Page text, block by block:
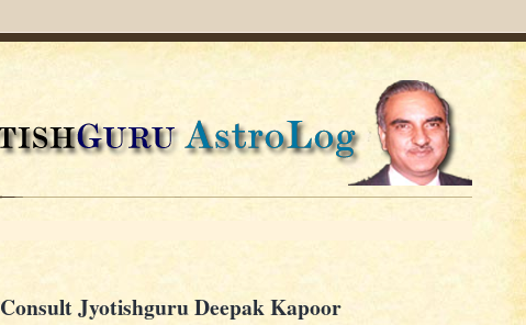
Consult Jyotishguru Deepak Kapoor